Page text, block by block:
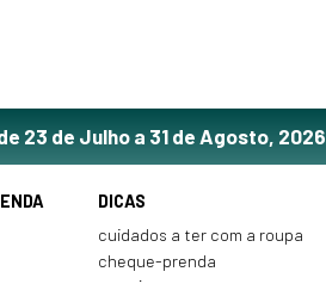
23 de Julho a 31 de Agosto, 2026
DICAS
cuidados a ter com a roupa
cheque-prenda